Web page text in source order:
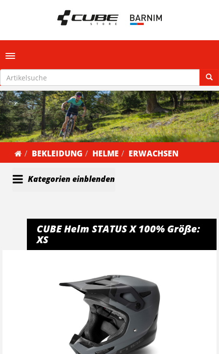
Toggle navigation
BEKLEIDUNG HELME ERWACHSEN
Kategorien einblenden
CUBE Helm STATUS X 100% Größe:
XS